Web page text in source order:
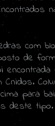
com
de
para
deste